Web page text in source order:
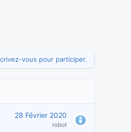
vous pour participer.
28 Février 2020
robot